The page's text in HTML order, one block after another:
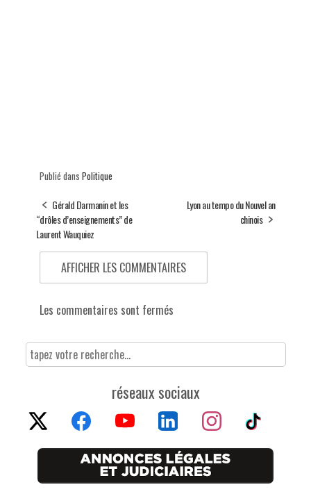
Publié dans Politique
Gérald Darmanin et les
“drôles d’enseignements” de
Laurent Wauquiez
Lyon au tempo du Nouvel an
chinois
AFFICHER LES COMMENTAIRES
Les commentaires sont fermés
réseaux sociaux